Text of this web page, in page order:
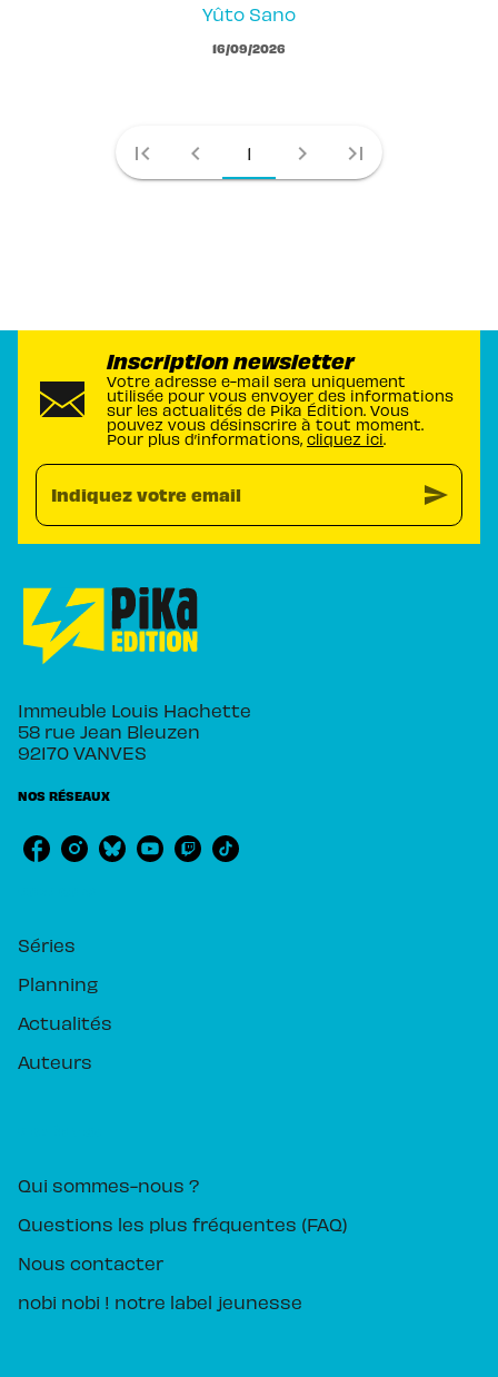
Yûto Sano
16/09/2026
first_page chevron_left 1 chevron_right last_page
Inscription newsletter
Votre adresse e-mail sera uniquement
utilisée pour vous envoyer des informations
sur les actualités de Pika Édition. Vous
pouvez vous désinscrire à tout moment.
Pour plus d’informations, cliquez ici.
Indiquez votre email send
Immeuble Louis Hachette
58 rue Jean Bleuzen
92170 VANVES
NOS RÉSEAUX
Séries
Planning
Actualités
Auteurs
Qui sommes-nous ?
Questions les plus fréquentes (FAQ)
Nous contacter
nobi nobi ! notre label jeunesse